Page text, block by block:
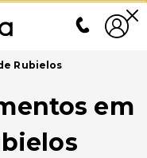
Rubielos
em